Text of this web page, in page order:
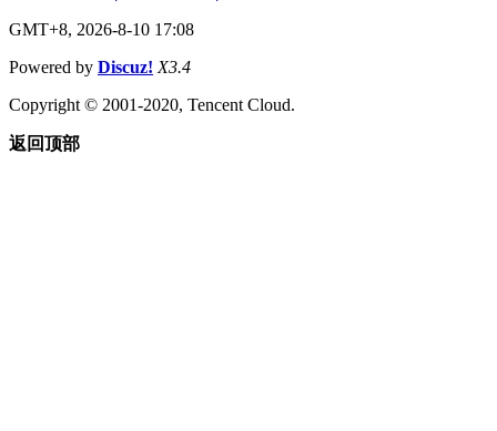
GMT+8, 2026-8-10 17:08
Powered by Discuz! X3.4
Copyright © 2001-2020, Tencent Cloud.
返回顶部